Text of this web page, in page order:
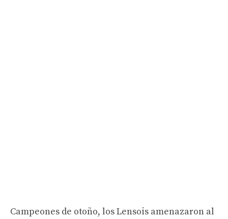
Campeones de otoño, los Lensois amenazaron al